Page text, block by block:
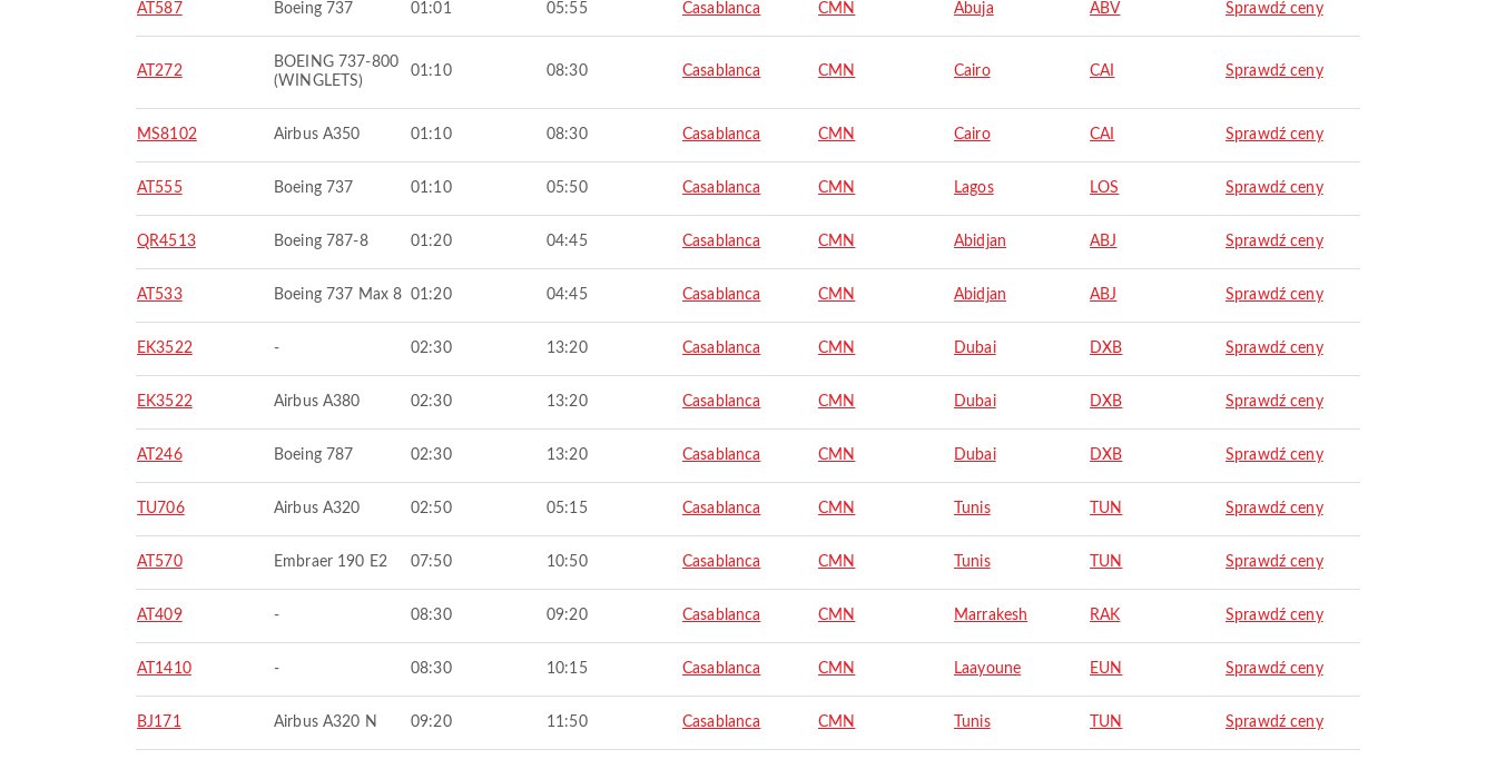
AT587 Boeing 737 01:01 05:55 Casablanca CMN Abuja ABV Sprawdź ceny
AT272
BOEING 737-800
(WINGLETS)
01:10 08:30 Casablanca CMN Cairo CAI Sprawdź ceny
MS8102 Airbus A350 01:10 08:30 Casablanca CMN Cairo CAI Sprawdź ceny
AT555 Boeing 737 01:10 05:50 Casablanca CMN Lagos LOS Sprawdź ceny
QR4513 Boeing 787-8 01:20 04:45 Casablanca CMN Abidjan ABJ Sprawdź ceny
AT533 Boeing 737 Max 8 01:20 04:45 Casablanca CMN Abidjan ABJ Sprawdź ceny
EK3522 - 02:30 13:20 Casablanca CMN Dubai DXB Sprawdź ceny
EK3522 Airbus A380 02:30 13:20 Casablanca CMN Dubai DXB Sprawdź ceny
AT246 Boeing 787 02:30 13:20 Casablanca CMN Dubai DXB Sprawdź ceny
TU706 Airbus A320 02:50 05:15 Casablanca CMN Tunis TUN Sprawdź ceny
AT570 Embraer 190 E2 07:50 10:50 Casablanca CMN Tunis TUN Sprawdź ceny
AT409 - 08:30 09:20 Casablanca CMN Marrakesh RAK Sprawdź ceny
AT1410 - 08:30 10:15 Casablanca CMN Laayoune EUN Sprawdź ceny
BJ171 Airbus A320 N 09:20 11:50 Casablanca CMN Tunis TUN Sprawdź ceny